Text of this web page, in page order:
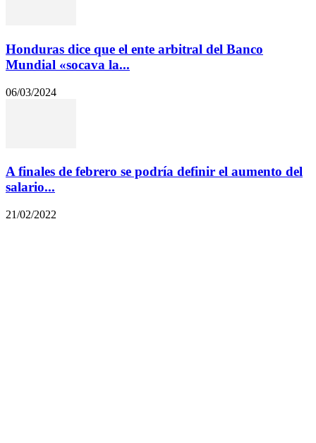
Honduras dice que el ente arbitral del Banco
Mundial «socava la...
06/03/2024
A finales de febrero se podría definir el aumento del
salario...
21/02/2022